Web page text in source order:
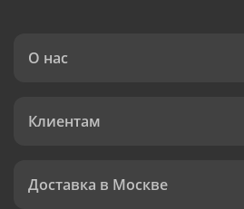
О нас
Клиентам
Доставка в Москве